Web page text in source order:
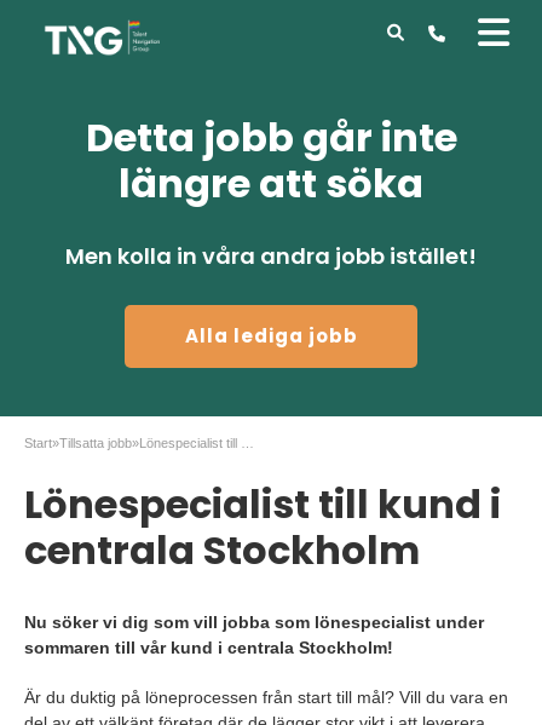
Detta jobb går inte
längre att söka
Men kolla in våra andra jobb istället!
Alla lediga jobb
Start»Tillsatta jobb»
Lönespecialist till kund i
centrala Stockholm
Nu söker vi dig som vill jobba som lönespecialist under
sommaren till vår kund i centrala Stockholm!
Är du duktig på löneprocessen från start till mål? Vill du vara en